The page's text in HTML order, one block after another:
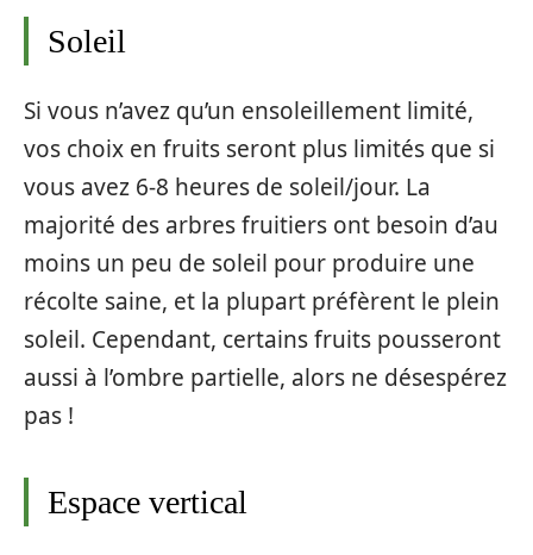
Soleil
Si vous n’avez qu’un ensoleillement limité,
vos choix en fruits seront plus limités que si
vous avez 6-8 heures de soleil/jour. La
majorité des arbres fruitiers ont besoin d’au
moins un peu de soleil pour produire une
récolte saine, et la plupart préfèrent le plein
soleil. Cependant, certains fruits pousseront
aussi à l’ombre partielle, alors ne désespérez
pas !
Espace vertical